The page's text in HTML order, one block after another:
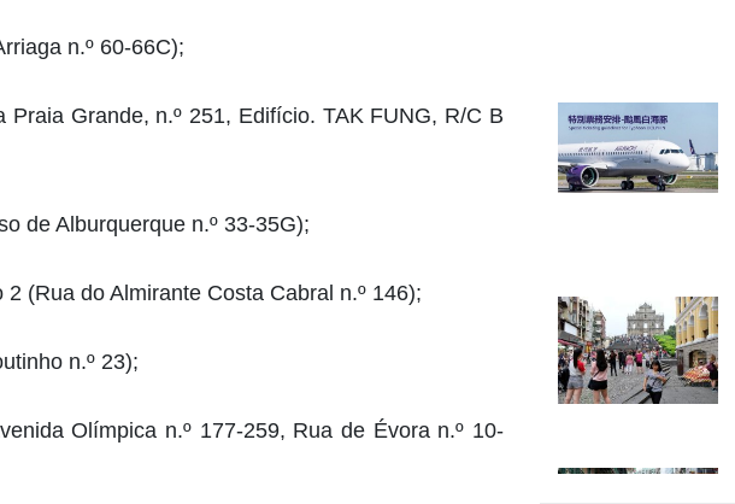
n.º 60-66C);
Grande, n.º 251, Edifício. TAK FUNG, R/C B
de Alburquerque n.º 33-35G);
(Rua do Almirante Costa Cabral n.º 146);
n.º 23);
Olímpica n.º 177-259, Rua de Évora n.º 10-